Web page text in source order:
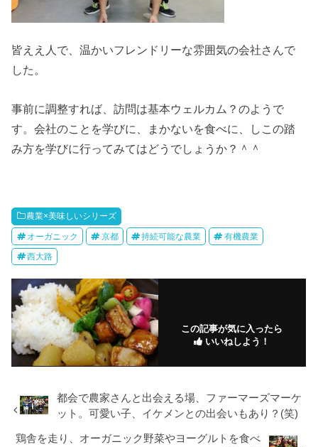
皆ええ人で、温かいフレンドリーな雰囲気の会社さんで
した。
事前に調整すれば、訪問は基本ウェルカム？のようで
す。会社のことを学びに、まかないを食べに、しこの踏
み方を学びに行ってみてはどうでしょうか？＾＾
農業×美味しいシリーズ
オーガニック 京都 持続可能な農業 有機農業
西大路
この記事が気に入ったら
いいねしよう！
都会で農家さんと出会える場、ファーマーズマーケ
ット。可愛い子、イケメンとの出会いもあり？(笑)
鶏舎を走り、オーガニック野菜やヨーグルトを食べ